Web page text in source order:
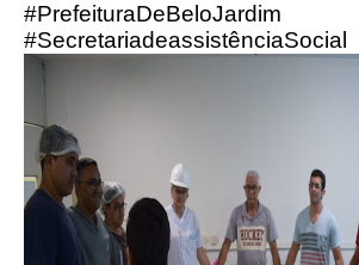
#PrefeituraDeBeloJardim
#SecretariadeassistênciaSocial